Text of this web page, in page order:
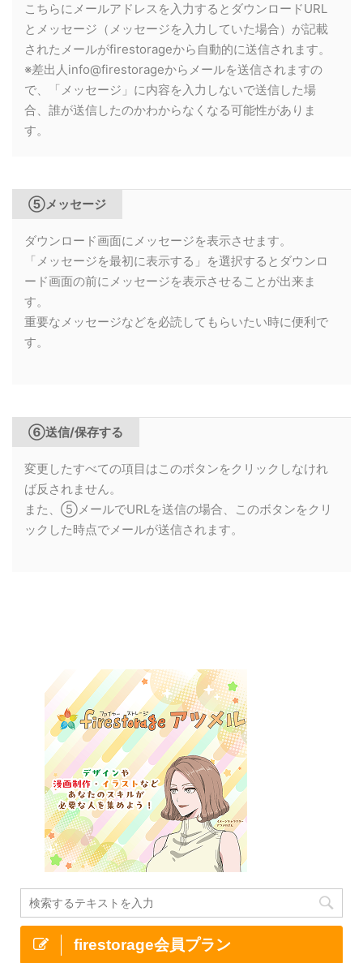
こちらにメールアドレスを入力するとダウンロードURL
とメッセージ（メッセージを入力していた場合）が記載
されたメールがfirestorageから自動的に送信されます。
※差出人info@firestorageからメールを送信されますの
で、「メッセージ」に内容を入力しないで送信した場
合、誰が送信したのかわからなくなる可能性がありま
す。
⑤メッセージ
ダウンロード画面にメッセージを表示させます。
「メッセージを最初に表示する」を選択するとダウンロ
ード画面の前にメッセージを表示させることが出来ま
す。
重要なメッセージなどを必読してもらいたい時に便利で
す。
⑥送信/保存する
変更したすべての項目はこのボタンをクリックしなけれ
ば反されません。
また、⑤メールでURLを送信の場合、このボタンをクリ
ックした時点でメールが送信されます。
firestorage会員プラン